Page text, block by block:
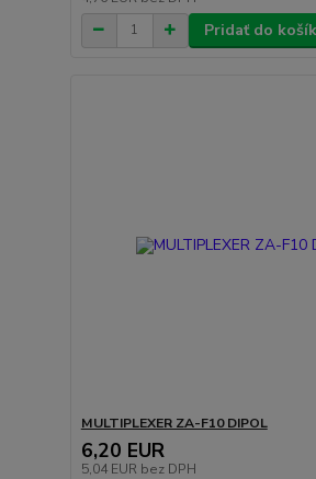
Pridať do
MULTIPLEXER ZA-F10 DIPOL
6,20 EUR
5,04 EUR bez DPH